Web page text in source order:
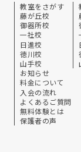
教室をさがす
藤が丘校
御器所校
一社校
日進校
徳川校
山手校
お知らせ
料金について
入会の流れ
よくあるご質問
無料体験とは
保護者の声